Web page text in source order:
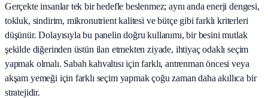
Gerçekte insanlar tek bir hedefle beslenmez; aynı anda enerji dengesi,
tokluk, sindirim, mikronutrient kalitesi ve bütçe gibi farklı kriterleri
düşünür. Dolayısıyla bu panelin doğru kullanımı, bir besini mutlak
şekilde diğerinden üstün ilan etmekten ziyade, ihtiyaç odaklı seçim
yapmak olmalı. Sabah kahvaltısı için farklı, antrenman öncesi veya
akşam yemeği için farklı seçim yapmak çoğu zaman daha akıllıca bir
stratejidir.